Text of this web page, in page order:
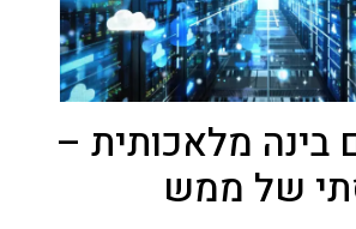
מלאכותית –
של ממש